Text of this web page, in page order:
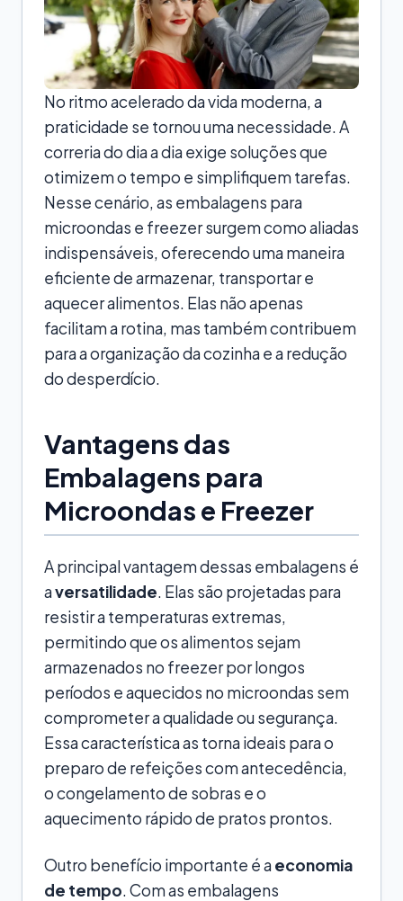
No ritmo acelerado da vida moderna, a
praticidade se tornou uma necessidade. A
correria do dia a dia exige soluções que
otimizem o tempo e simplifiquem tarefas.
Nesse cenário, as embalagens para
microondas e freezer surgem como aliadas
indispensáveis, oferecendo uma maneira
eficiente de armazenar, transportar e
aquecer alimentos. Elas não apenas
facilitam a rotina, mas também contribuem
para a organização da cozinha e a redução
do desperdício.
Vantagens das
Embalagens para
Microondas e Freezer
A principal vantagem dessas embalagens é
aversatilidade. Elas são projetadas para
resistir a temperaturas extremas,
permitindo que os alimentos sejam
armazenados no freezer por longos
períodos e aquecidos no microondas sem
comprometer a qualidade ou segurança.
Essa característica as torna ideais para o
preparo de refeições com antecedência,
o congelamento de sobras e o
aquecimento rápido de pratos prontos.
Outro benefício importante é aeconomia
de tempo. Com as embalagens